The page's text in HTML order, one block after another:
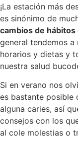
¡La estación más
es sinónimo de
cambios de
general tendemos a
horarios y dietas y
nuestra salud
Si en verano nos
es bastante posible
alguna caries, así
consejos con los
al cole molestias o